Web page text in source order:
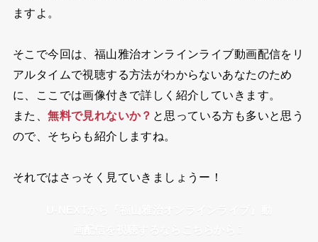
ますよ。
そこで今回は、福山雅治オンラインライブ動画配信をリ
アルタイムで視聴する方法がわからないあなたのため
に、ここでは画像付きで詳しく紹介していきます。
また、無料で見れないか？ と思っている方も多いと思う
ので、そちらも紹介しますね。
それではさっそく見ていきましょうー！
U-NEXTから『福山雅治オンラインライブ』動
画配信を視聴するならこちらから